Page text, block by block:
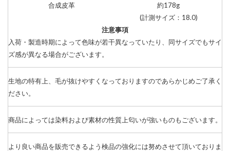
合成皮革
約178g
(計測サイズ：18.0)
注意事項
入荷・製造時期によって色味が若干異なっていたり、同サイズでもサイ
ズ感が異なる場合がございます。
生地の特有上、毛が抜けやすくなっておりますのであらかじめご了承く
ださい。
商品によっては染料および素材の性質上匂いが強いものもございます。
より良い商品を販売できるよう検品の強化には努めさせて頂いておりま